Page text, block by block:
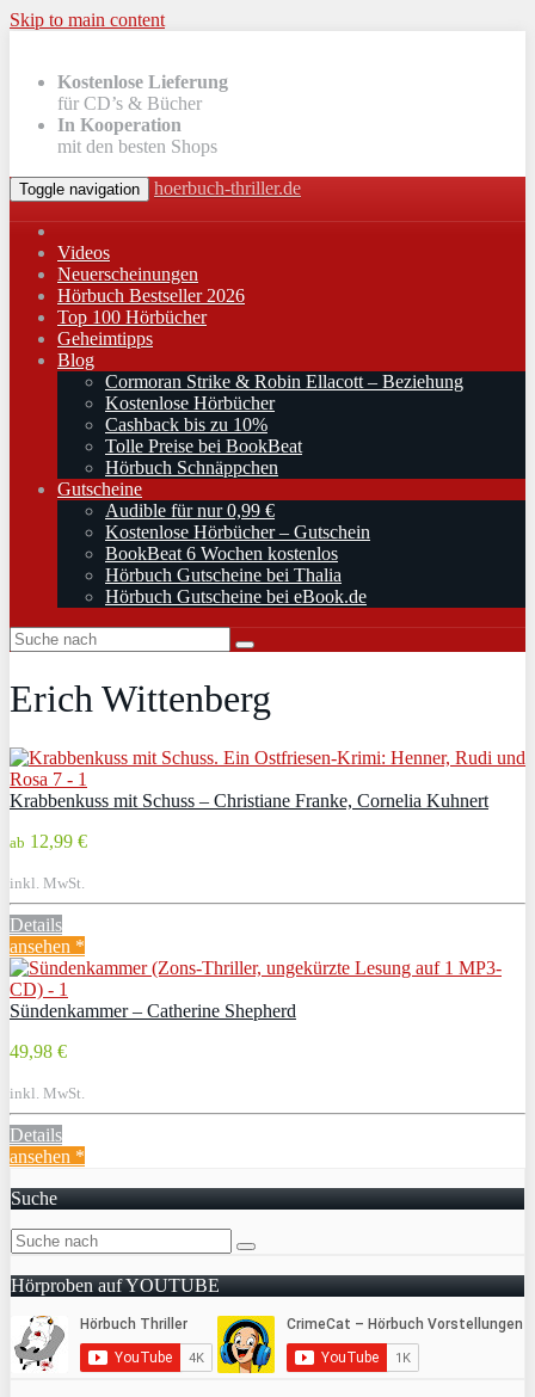
Skip to main content
Kostenlose Lieferung
für CD’s & Bücher
In Kooperation
mit den besten Shops
Toggle navigation hoerbuch-thriller.de
Videos
Neuerscheinungen
Hörbuch Bestseller 2026
Top 100 Hörbücher
Geheimtipps
Blog
Cormoran Strike & Robin Ellacott – Beziehung
Kostenlose Hörbücher
Cashback bis zu 10%
Tolle Preise bei BookBeat
Hörbuch Schnäppchen
Gutscheine
Audible für nur 0,99 €
Kostenlose Hörbücher – Gutschein
BookBeat 6 Wochen kostenlos
Hörbuch Gutscheine bei Thalia
Hörbuch Gutscheine bei eBook.de
Erich Wittenberg
Krabbenkuss mit Schuss – Christiane Franke, Cornelia Kuhnert
ab 12,99 €
inkl. MwSt.
Details
ansehen *
Sündenkammer – Catherine Shepherd
49,98 €
inkl. MwSt.
Details
ansehen *
Suche
Hörproben auf YOUTUBE